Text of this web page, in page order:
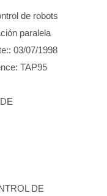
de robots
paralela
03/07/1998
TAP95
DE